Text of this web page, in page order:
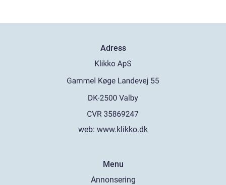
Adress
web: www.klikko.dk
Menu
Annonsering